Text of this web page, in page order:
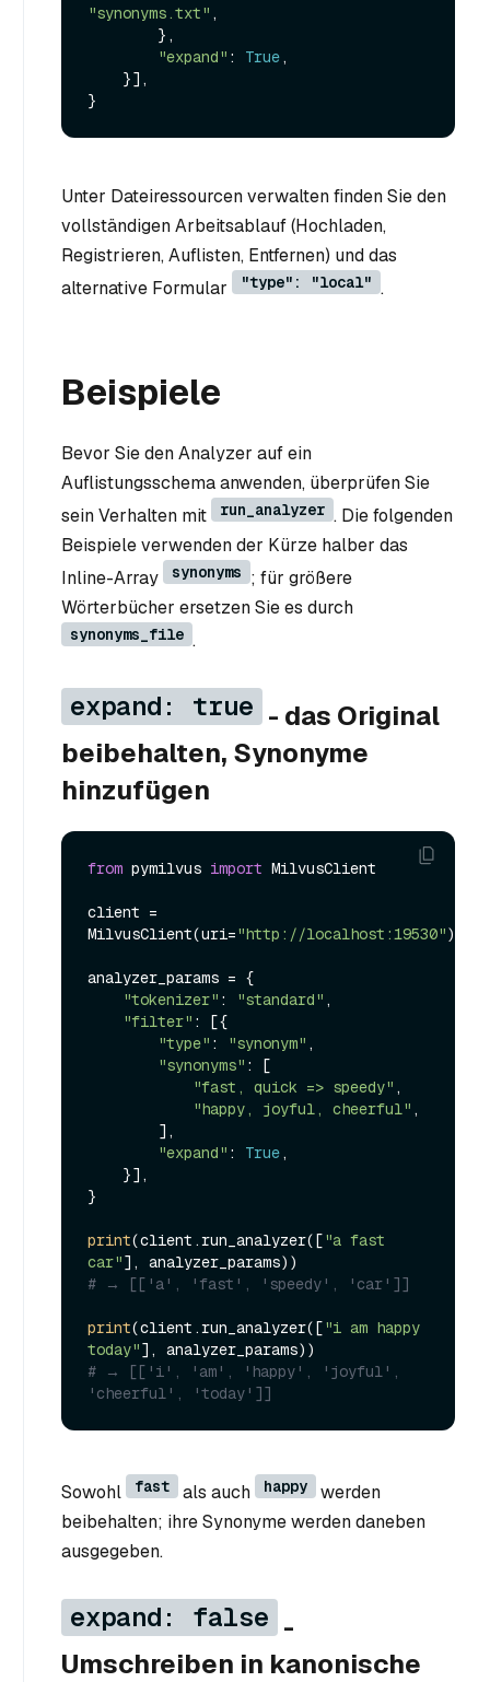
"synonyms.txt" ,
"expand" : True,
Unter Dateiressourcen verwalten finden Sie den
vollständigen Arbeitsablauf (Hochladen,
Registrieren, Auflisten, Entfernen) und das
alternative Formular
"type": "local" .
Beispiele
Bevor Sie den Analyzer auf ein
Auflistungsschema anwenden, überprüfen Sie
sein Verhalten mit
run_analyzer . Die folgenden
Beispiele verwenden der Kürze halber das
Inline-Array
synonyms ; für größere
Wörterbücher ersetzen Sie es durch
synonyms_file .
expand: true - das Original
beibehalten, Synonyme
hinzufügen
from pymilvus import MilvusClient
client =
MilvusClient(uri="http://localhost:19530")
analyzer_params = {
"tokenizer" : "standard" ,
"filter" : [{
"type" : "synonym" ,
"synonyms" : [
"fast, quick => speedy" ,
"happy, joyful, cheerful" ,
"expand" : True,
}
print(client.run_analyzer(["a fast
car"
# → [['a', 'fast', 'speedy', 'car']]
print(client.run_analyzer(["i am happy
today"
# → [['i', 'am', 'happy', 'joyful',
'cheerful', 'today']]
Sowohl fast als auch happy
werden
beibehalten; ihre Synonyme werden daneben
ausgegeben.
expand: false -
Umschreiben in kanonische